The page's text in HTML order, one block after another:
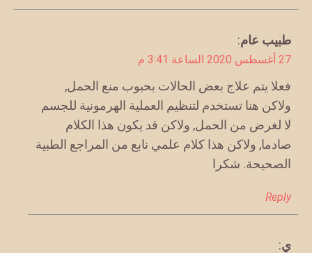
يقول
طبيب عام:
27 أغسطس 2020 الساعة 3:41 م
فعلا يتم علاج بعض الحالات بحبوب منع الحمل,
ولاكن هنا تستخدم لتنظيم العملية الهرمونية للجسم
لا لغرض من الحمل, ولاكن قد يكون هذا الكلام
صادما, ولاكن هذا كلام علمي نابع من المراجع الطبية
الصحيحة. شكرا
Reply
يقول
ي: